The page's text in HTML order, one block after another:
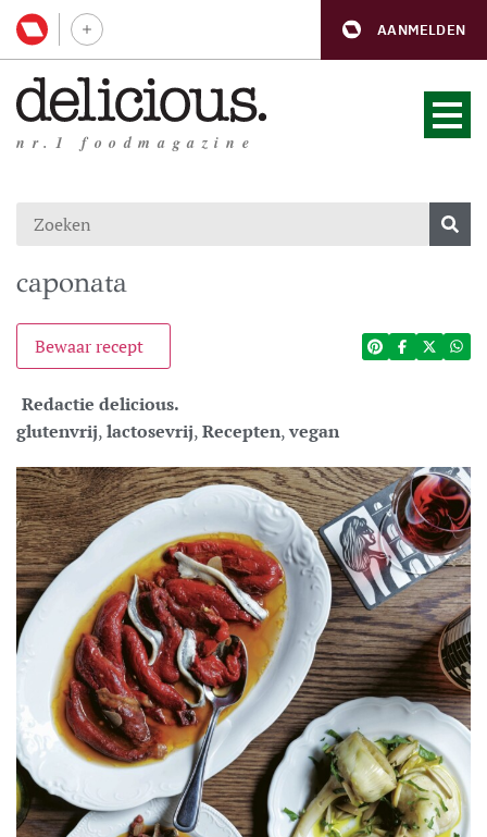
AANMELDEN
nr.1 foodmagazine
caponata
Bewaar recept
Redactie delicious.
glutenvrij,lactosevrij,Recepten,vegan